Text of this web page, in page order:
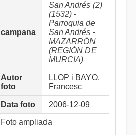
campana
San Andrés (2)
(1532) -
Parroquia de
San Andrés -
MAZARRÓN
(REGIÓN DE
MURCIA)
Autor
foto
LLOP i BAYO,
Francesc
Data foto 2006-12-09
Foto ampliada